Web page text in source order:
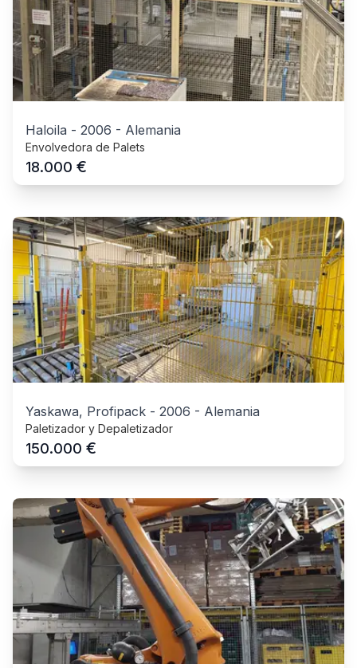
Haloila - 2006 - Alemania
Envolvedora de Palets
18.000 €
Yaskawa, Profipack - 2006 - Alemania
Paletizador y Depaletizador
150.000 €